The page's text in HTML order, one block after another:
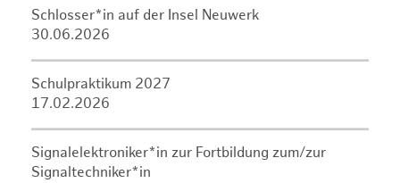
Schlosser*in auf der Insel Neuwerk
30.06.2026
Schulpraktikum 2027
17.02.2026
Signalelektroniker*in zur Fortbildung zum/zur
Signaltechniker*in